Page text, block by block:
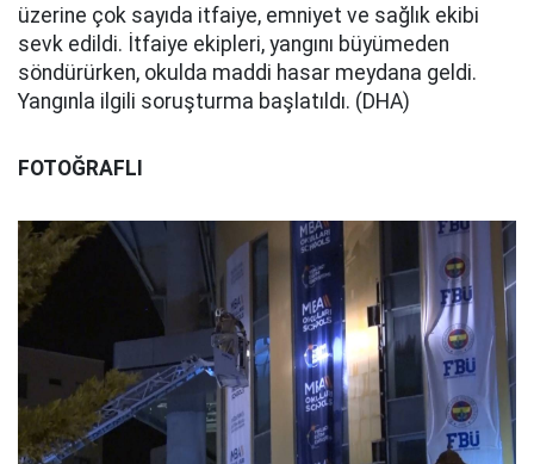
üzerine çok sayıda itfaiye, emniyet ve sağlık ekibi
sevk edildi. İtfaiye ekipleri, yangını büyümeden
söndürürken, okulda maddi hasar meydana geldi.
Yangınla ilgili soruşturma başlatıldı. (DHA)
FOTOĞRAFLI